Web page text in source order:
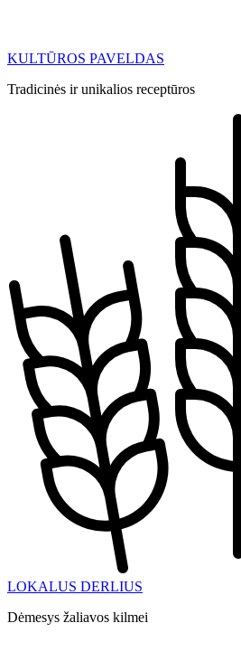
KULTŪROS PAVELDAS
Tradicinės ir unikalios receptūros
LOKALUS DERLIUS
Dėmesys žaliavos kilmei